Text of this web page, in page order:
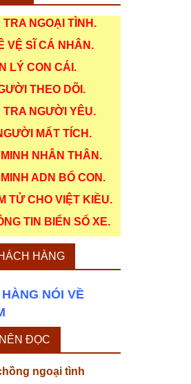
TRA NGOẠI TÌNH .
VỆ SĨ CÁ NHÂN .
LÝ CON CÁI .
THEO DÕI .
TRA NGƯỜI YÊU.
MẤT TÍCH .
NHÂN THÂN .
ADN BỐ CON .
TỬ CHO VIỆT KIỀU.
TIN BIỂN SỐ XE.
HÀNG
NÓI VỀ
ĐỌC
ngoại tình